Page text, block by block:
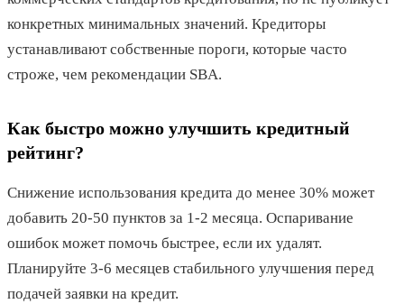
конкретных минимальных значений. Кредиторы
устанавливают собственные пороги, которые часто
строже, чем рекомендации SBA.
Как быстро можно улучшить кредитный
рейтинг?
Снижение использования кредита до менее 30% может
добавить 20-50 пунктов за 1-2 месяца. Оспаривание
ошибок может помочь быстрее, если их удалят.
Планируйте 3-6 месяцев стабильного улучшения перед
подачей заявки на кредит.